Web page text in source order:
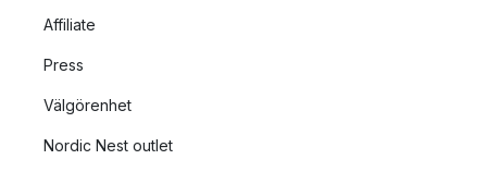
Affiliate
Press
Välgörenhet
Nordic Nest outlet